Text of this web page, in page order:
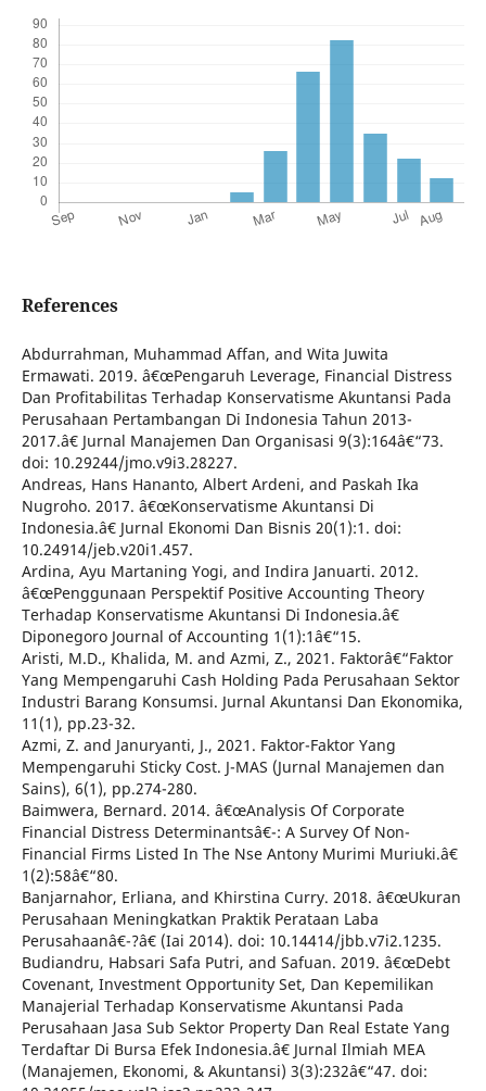
References
Abdurrahman, Muhammad Affan, and Wita Juwita
Ermawati. 2019. â€œPengaruh Leverage, Financial Distress
Dan Profitabilitas Terhadap Konservatisme Akuntansi Pada
Perusahaan Pertambangan Di Indonesia Tahun 2013-
2017.â€ Jurnal Manajemen Dan Organisasi 9(3):164â€“73.
doi: 10.29244/jmo.v9i3.28227.
Andreas, Hans Hananto, Albert Ardeni, and Paskah Ika
Nugroho. 2017. â€œKonservatisme Akuntansi Di
Indonesia.â€ Jurnal Ekonomi Dan Bisnis 20(1):1. doi:
10.24914/jeb.v20i1.457.
Ardina, Ayu Martaning Yogi, and Indira Januarti. 2012.
â€œPenggunaan Perspektif Positive Accounting Theory
Terhadap Konservatisme Akuntansi Di Indonesia.â€
Diponegoro Journal of Accounting 1(1):1â€“15.
Aristi, M.D., Khalida, M. and Azmi, Z., 2021. Faktorâ€“Faktor
Yang Mempengaruhi Cash Holding Pada Perusahaan Sektor
Industri Barang Konsumsi. Jurnal Akuntansi Dan Ekonomika,
11(1), pp.23-32.
Azmi, Z. and Januryanti, J., 2021. Faktor-Faktor Yang
Mempengaruhi Sticky Cost. J-MAS (Jurnal Manajemen dan
Sains), 6(1), pp.274-280.
Baimwera, Bernard. 2014. â€œAnalysis Of Corporate
Financial Distress Determinantsâ€¯: A Survey Of Non-
Financial Firms Listed In The Nse Antony Murimi Muriuki.â€
1(2):58â€“80.
Banjarnahor, Erliana, and Khirstina Curry. 2018. â€œUkuran
Perusahaan Meningkatkan Praktik Perataan Laba
Perusahaanâ€¯?â€ (Iai 2014). doi: 10.14414/jbb.v7i2.1235.
Budiandru, Habsari Safa Putri, and Safuan. 2019. â€œDebt
Covenant, Investment Opportunity Set, Dan Kepemilikan
Manajerial Terhadap Konservatisme Akuntansi Pada
Perusahaan Jasa Sub Sektor Property Dan Real Estate Yang
Terdaftar Di Bursa Efek Indonesia.â€ Jurnal Ilmiah MEA
(Manajemen, Ekonomi, & Akuntansi) 3(3):232â€“47. doi: